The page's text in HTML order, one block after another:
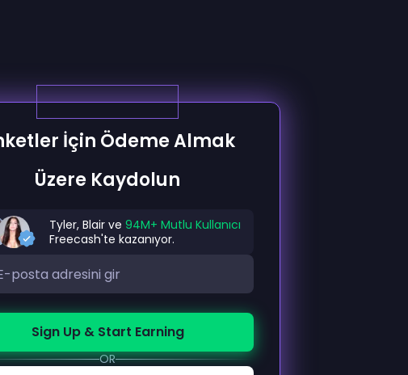
İçin Ödeme Almak
Üzere Kaydolun
Tyler, Blair ve 94M+ Mutlu Kullanıcı
Freecash'te kazanıyor.
Sign Up & Start Earning
OR